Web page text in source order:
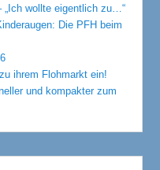
„Ich wollte eigentlich zu…“
Die PFH beim
ihrem Flohmarkt ein!
und kompakter zum